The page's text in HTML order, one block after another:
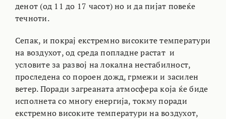
денот (од 11 до 17 часот) но и да пијат повеќе
течноти.
Сепак, и покрај екстремно високите температури
на воздухот, од среда попладне растат и
условите за развој на локална нестабилност,
проследена со пороен дожд, грмежи и засилен
ветер. Поради загреаната атмосфера која ќе биде
исполнета со многу енергија, токму поради
екстремно високите температури на воздухот,